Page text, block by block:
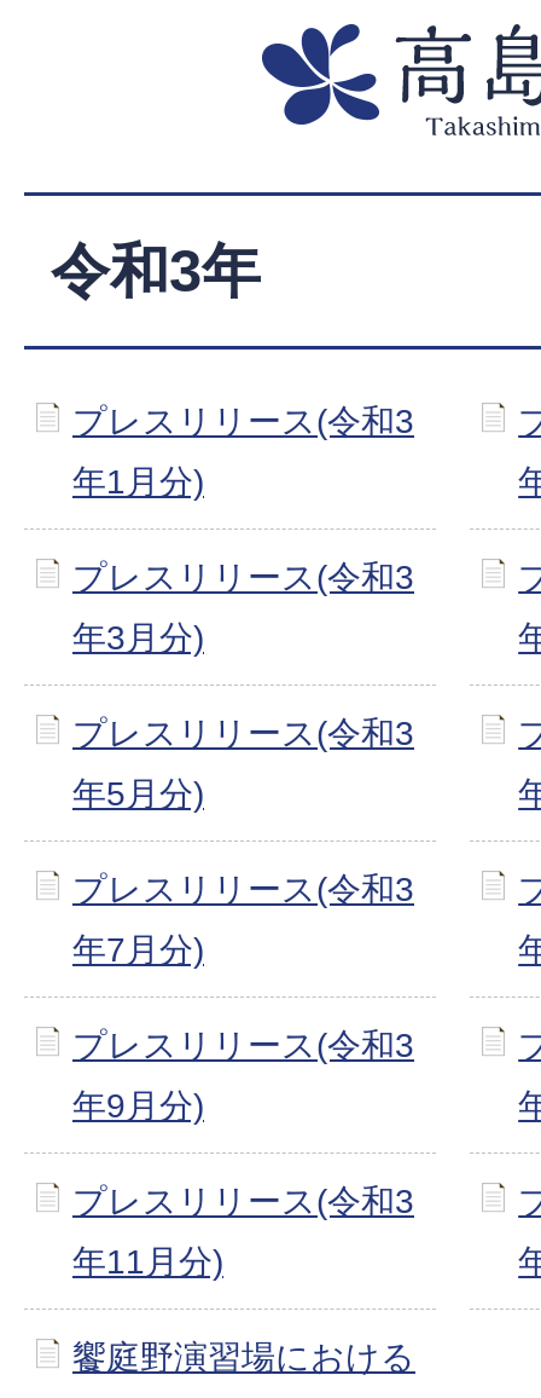
令和3年
プレスリリース(令和3
年1月分)
プレスリリース(令和3
年3月分)
プレスリリース(令和3
年5月分)
プレスリリース(令和3
年7月分)
プレスリリース(令和3
年9月分)
プレスリリース(令和3
年11月分)
饗庭野演習場における